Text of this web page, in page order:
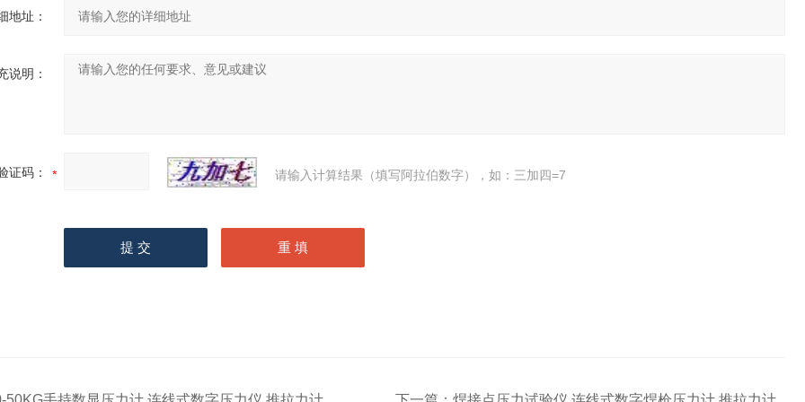
地址：
说明：
证码： 请输入计算结果（填写阿拉伯数字），如：三加四=7